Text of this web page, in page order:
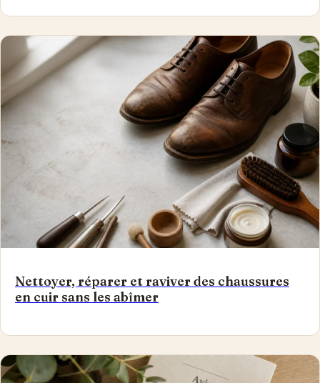
Nettoyer, réparer et raviver des chaussures
en cuir sans les abîmer